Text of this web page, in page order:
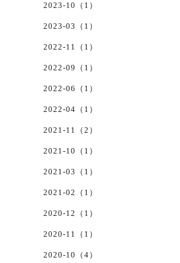
2023-10（1）
2023-03（1）
2022-11（1）
2022-09（1）
2022-06（1）
2022-04（1）
2021-11（2）
2021-10（1）
2021-03（1）
2021-02（1）
2020-12（1）
2020-11（1）
2020-10（4）